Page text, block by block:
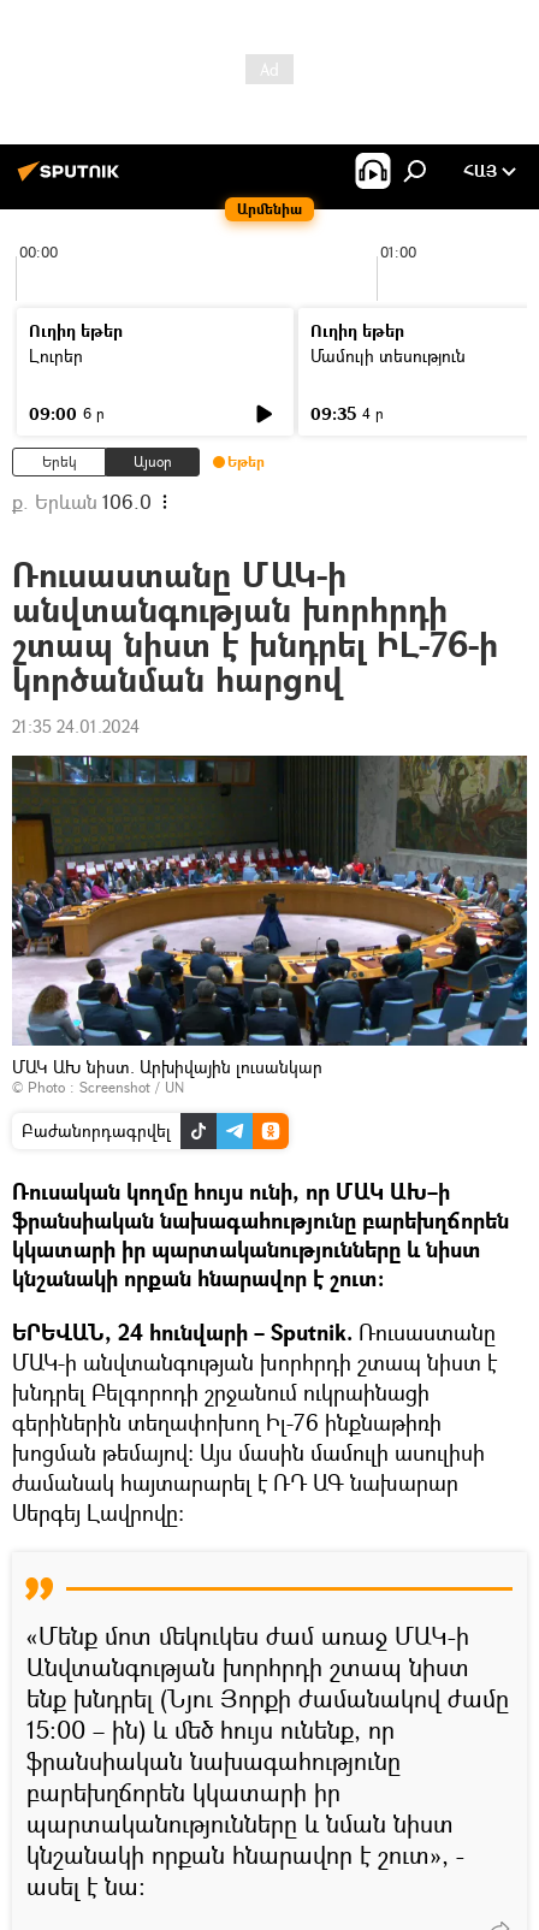
Արմենիա
ՀԱՅ
00:00 01:00
Ուղիղ եթեր
Լուրեր
09:00 6 ր
Ուղիղ եթեր
Մամուլի տեսություն
09:35 4 ր
Երեկ Այսօր Եթեր
ք. Երևան 106.0
Ռուսաստանը ՄԱԿ-ի
անվտանգության խորհրդի
շտապ նիստ է խնդրել ԻԼ-76-ի
կործանման հարցով
21:35 24.01.2024
ՄԱԿ ԱԽ նիստ. Արխիվային լուսանկար
© Photo : Screenshot / UN
Բաժանորդագրվել
Ռուսական կողմը հույս ունի, որ ՄԱԿ ԱԽ–ի
ֆրանսիական նախագահությունը բարեխղճորեն
կկատարի իր պարտականությունները և նիստ
կնշանակի որքան հնարավոր է շուտ։
ԵՐԵՎԱՆ, 24 հունվարի – Sputnik. Ռուսաստանը
ՄԱԿ-ի անվտանգության խորհրդի շտապ նիստ է
խնդրել Բելգորոդի շրջանում ուկրաինացի
գերիներին տեղափոխող Իլ-76 ինքնաթիռի
խոցման թեմայով։ Այս մասին մամուլի ասուլիսի
ժամանակ հայտարարել է ՌԴ ԱԳ նախարար
Սերգեյ Լավրովը։
«Մենք մոտ մեկուկես ժամ առաջ ՄԱԿ-ի
Անվտանգության խորհրդի շտապ նիստ
ենք խնդրել (Նյու Յորքի ժամանակով ժամը
15:00 – ին) և մեծ հույս ունենք, որ
ֆրանսիական նախագահությունը
բարեխղճորեն կկատարի իր
պարտականությունները և նման նիստ
կնշանակի որքան հնարավոր է շուտ», -
ասել է նա: